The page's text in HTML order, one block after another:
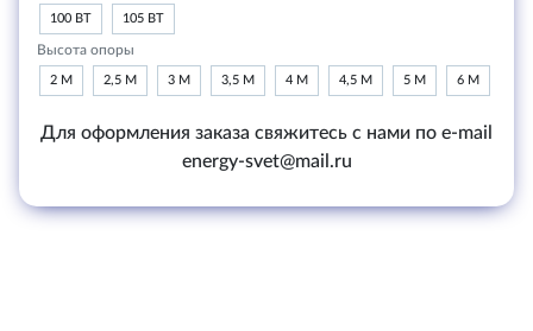
100 ВТ 105 ВТ
Высота опоры
2 М 2,5 М 3 М 3,5 М 4 М 4,5 М 5 М 6 М
Для оформления заказа свяжитесь с нами по e-mail
energy-svet@mail.ru